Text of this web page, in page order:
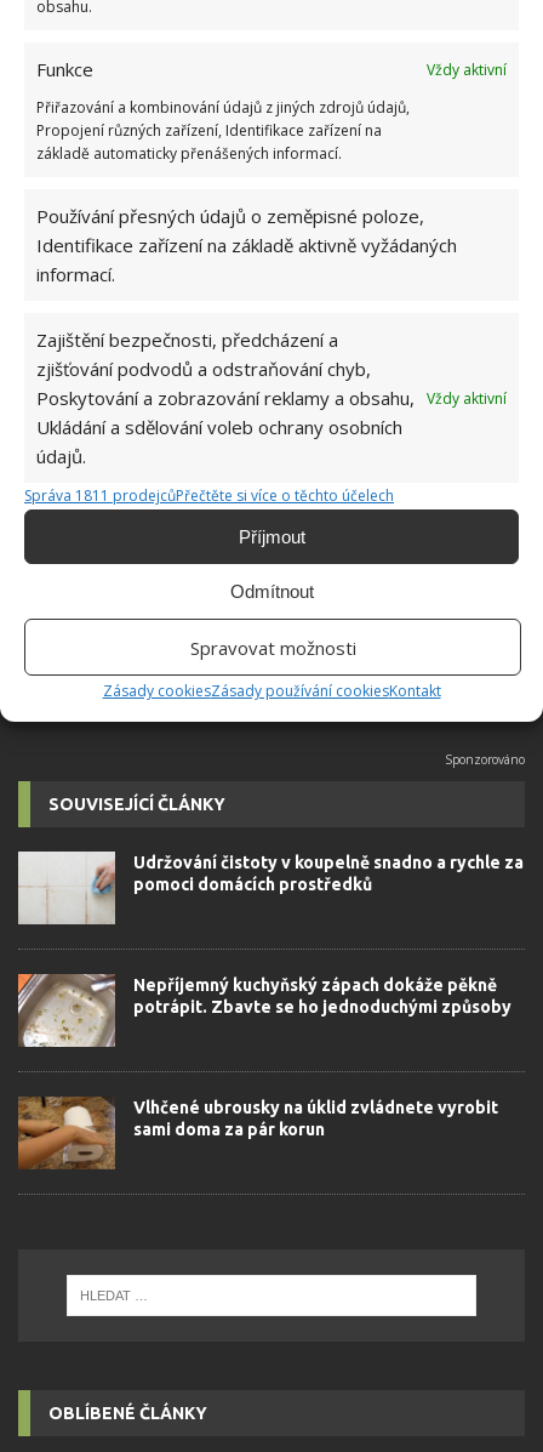
obsahu.
Funkce
Vždy aktivní
Přiřazování a kombinování údajů z jiných zdrojů údajů,
Propojení různých zařízení, Identifikace zařízení na
základě automaticky přenášených informací.
Používání přesných údajů o zeměpisné poloze,
Identifikace zařízení na základě aktivně vyžádaných
informací.
Zajištění bezpečnosti, předcházení a
zjišťování podvodů a odstraňování chyb,
Poskytování a zobrazování reklamy a obsahu,
Ukládání a sdělování voleb ochrany osobních
údajů.
Vždy aktivní
Správa 1811 prodejcůPřečtěte si více o těchto účelech
Příjmout
Odmítnout
Spravovat možnosti
Zásady cookiesZásady používání cookiesKontakt
LED MYCÍ PROSTŘEDEK NA NÁDOBÍ ÚKLID
Hana Musilová
Do redakce Bydlimeutulne.cz se
redaktorky ji tak nadchla, že se
SOUVISEJÍCÍ ČLÁNKY
Udržování čistoty v koupelně snadno a rychle za
pomoci domácích prostředků
Nepříjemný kuchyňský zápach dokáže pěkně
potrápit. Zbavte se ho jednoduchými způsoby
Vlhčené ubrousky na úklid zvládnete vyrobit
sami doma za pár korun
OBLÍBENÉ ČLÁNKY